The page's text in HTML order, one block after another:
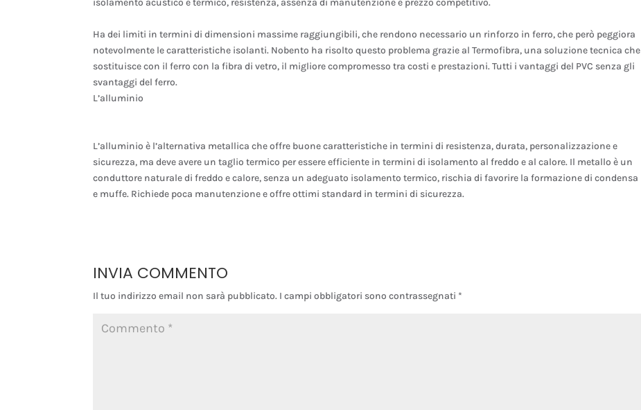
isolamento acustico e termico, resistenza, assenza di manutenzione e prezzo competitivo.
Ha dei limiti in termini di dimensioni massime raggiungibili, che rendono necessario un rinforzo in ferro, che però peggiora
notevolmente le caratteristiche isolanti. Nobento ha risolto questo problema grazie al Termofibra, una soluzione tecnica che
sostituisce con il ferro con la fibra di vetro, il migliore compromesso tra costi e prestazioni. Tutti i vantaggi del PVC senza gli
svantaggi del ferro.
L’alluminio
L’alluminio è l’alternativa metallica che offre buone caratteristiche in termini di resistenza, durata, personalizzazione e
sicurezza, ma deve avere un taglio termico per essere efficiente in termini di isolamento al freddo e al calore. Il metallo è un
conduttore naturale di freddo e calore, senza un adeguato isolamento termico, rischia di favorire la formazione di condensa
e muffe. Richiede poca manutenzione e offre ottimi standard in termini di sicurezza.
INVIA COMMENTO
Il tuo indirizzo email non sarà pubblicato. I campi obbligatori sono contrassegnati *